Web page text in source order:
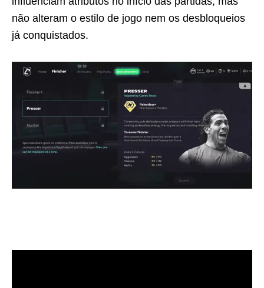
não alteram o estilo de jogo nem os desbloqueios
já conquistados.